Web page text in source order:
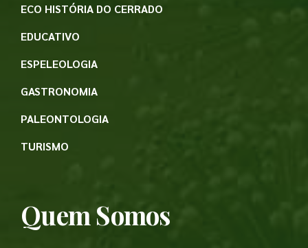
ECO HISTÓRIA DO CERRADO
EDUCATIVO
ESPELEOLOGIA
GASTRONOMIA
PALEONTOLOGIA
TURISMO
Quem Somos